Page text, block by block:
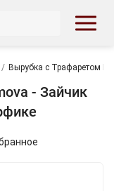
/ Вырубка с Трафаретом
- Зайчик